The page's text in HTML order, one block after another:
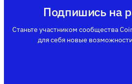
Подпишись на
Станьте участником сообщества
для себя новые